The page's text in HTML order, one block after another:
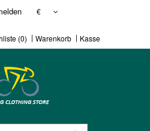
€
(0) Warenkorb Kasse